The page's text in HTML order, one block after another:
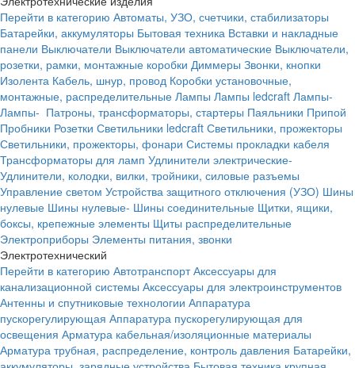
Перейти в категорию Автоматы, УЗО, счетчики, стабилизаторы
Батарейки, аккумуляторы Бытовая техника Вставки и накладные
панели Выключатели Выключатели автоматические Выключатели,
розетки, рамки, монтажные коробки Диммеры Звонки, кнопки
Изолента Кабель, шнур, провод Коробки установочные,
монтажные, распределительные Лампы Лампы ledcraft Лампы-
Лампы- Патроны, трансформаторы, стартеры Паяльники Припой
Пробники Розетки Светильники ledcraft Светильники, прожекторы
Светильники, прожекторы, фонари Системы прокладки кабеля
Трансформаторы для ламп Удлинители электрические-
Удлинители, колодки, вилки, тройники, силовые разъемы
Управление светом Устройства защитного отключения (УЗО) Шины
нулевые Шины нулевые- Шины соединительные Щитки, ящики,
боксы, крепежные элементы Щиты распределительные
Электроприборы Элементы питания, звонки
Электротехнический
Перейти в категорию Автотранспорт Аксессуары для
канализационной системы Аксессуары для электроинструментов
Антенны и спутниковые технологии Аппаратура
пускорегулирующая Аппаратура пускорегулирующая для
освещения Арматура кабельная/изоляционные материалы
Арматура трубная, распределение, контроль давления Батарейки,